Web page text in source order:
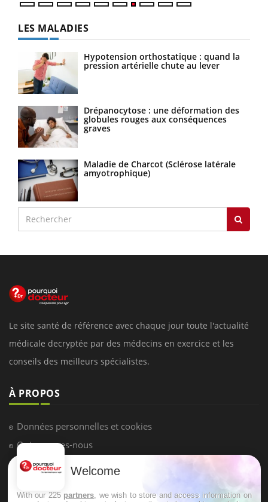
LES MALADIES
Hypotension orthostatique : quand la
pression artérielle chute au lever
Drépanocytose : une déformation des
globules rouges aux conséquences
graves
Maladie de Charcot (Sclérose latérale
amyotrophique)
Le site santé de référence avec chaque jour toute l'actualité
médicale decryptée par des médecins en exercice et les
conseils des meilleurs spécialistes.
À PROPOS
Données personnelles et cookies
Qui sommes-nous
Conditions d'utilisation
Welcome
With our 225 partners , we wish to store and access information on